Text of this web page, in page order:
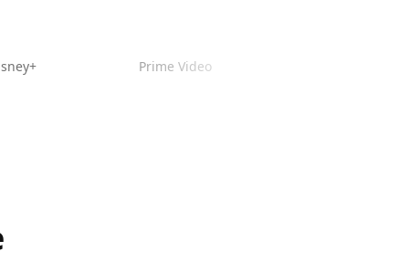
Prime Video